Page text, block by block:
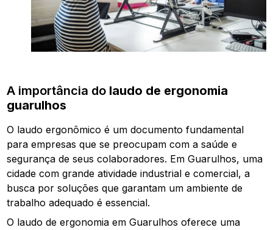
A importância do laudo de ergonomia
guarulhos
O laudo ergonômico é um documento fundamental
para empresas que se preocupam com a saúde e
segurança de seus colaboradores. Em Guarulhos, uma
cidade com grande atividade industrial e comercial, a
busca por soluções que garantam um ambiente de
trabalho adequado é essencial.
O laudo de ergonomia em Guarulhos oferece uma